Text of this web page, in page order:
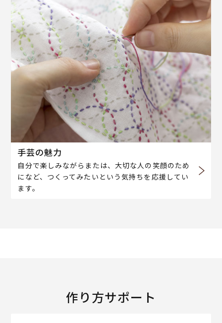
手芸の魅力
自分で楽しみながらまたは、大切な人の笑顔のため
になど、つくってみたいという気持ちを応援してい
ます。
作り方サポート